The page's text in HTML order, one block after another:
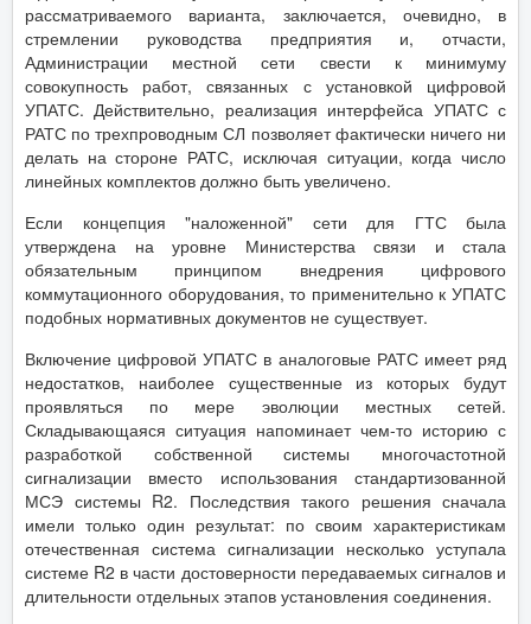
рассматриваемого варианта, заключается, очевидно, в
стремлении руководства предприятия и, отчасти,
Администрации местной сети свести к минимуму
совокупность работ, связанных с установкой цифровой
УПАТС. Действительно, реализация интерфейса УПАТС с
РАТС по трехпроводным СЛ позволяет фактически ничего ни
делать на стороне РАТС, исключая ситуации, когда число
линейных комплектов должно быть увеличено.
Если концепция "наложенной" сети для ГТС была
утверждена на уровне Министерства связи и стала
обязательным принципом внедрения цифрового
коммутационного оборудования, то применительно к УПАТС
подобных нормативных документов не существует.
Включение цифровой УПАТС в аналоговые РАТС имеет ряд
недостатков, наиболее существенные из которых будут
проявляться по мере эволюции местных сетей.
Складывающаяся ситуация напоминает чем-то историю с
разработкой собственной системы многочастотной
сигнализации вместо использования стандартизованной
МСЭ системы R2. Последствия такого решения сначала
имели только один результат: по своим характеристикам
отечественная система сигнализации несколько уступала
системе R2 в части достоверности передаваемых сигналов и
длительности отдельных этапов установления соединения.